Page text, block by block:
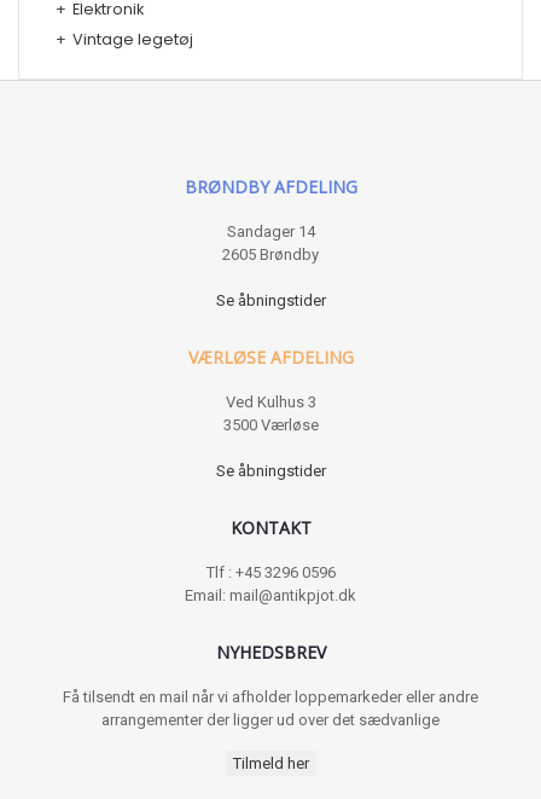
+ Elektronik
+ Vintage legetøj
BRØNDBY AFDELING
Sandager 14
2605 Brøndby
Se åbningstider
VÆRLØSE AFDELING
Ved Kulhus 3
3500 Værløse
Se åbningstider
KONTAKT
Tlf : +45 3296 0596
Email: mail@antikpjot.dk
NYHEDSBREV
Få tilsendt en mail når vi afholder loppemarkeder eller andre
arrangementer der ligger ud over det sædvanlige
Tilmeld her